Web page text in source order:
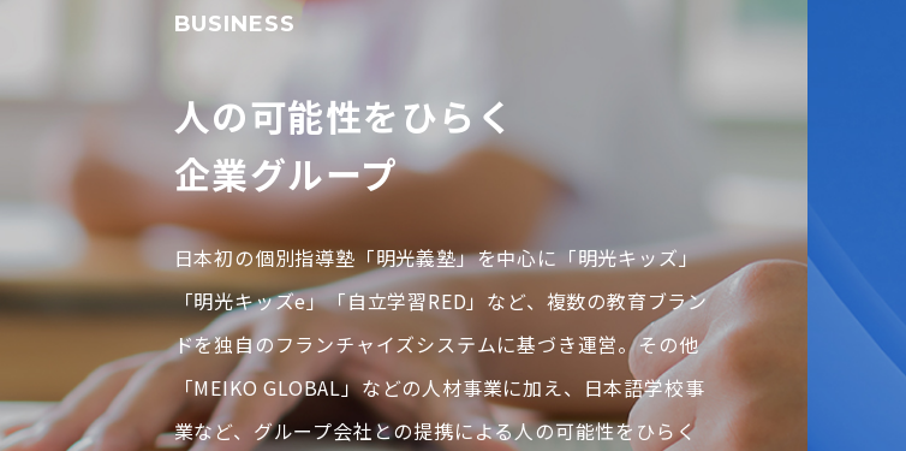
BUSINESS
人の可能性をひらく
企業グループ
日本初の個別指導塾「明光義塾」を中心に「明光キッズ」
「明光キッズe」「自立学習RED」など、複数の教育ブラン
ドを独自のフランチャイズシステムに基づき運営。その他
「MEIKO GLOBAL」などの人材事業に加え、日本語学校事
業など、グループ会社との提携による人の可能性をひらく